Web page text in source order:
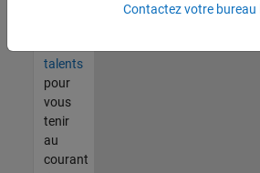
talents
pour
vous
tenir
au
courant
Contactez votre bureau